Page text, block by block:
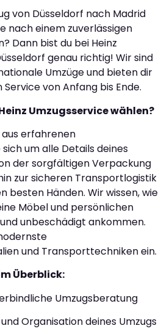
von Düsseldorf nach Madrid
nach einem zuverlässigen
Dann bist du bei Heinz
genau richtig! Wir sind
Umzüge und bieten dir
von Anfang bis Ende.
Umzugsservice wählen?
erfahrenen
um alle Details deines
der sorgfältigen Verpackung
zur sicheren Transportlogistik
besten Händen. Wir wissen, wie
Möbel und persönlichen
unbeschädigt ankommen.
und Transporttechniken ein.
Überblick:
Umzugsberatung
Organisation deines Umzugs